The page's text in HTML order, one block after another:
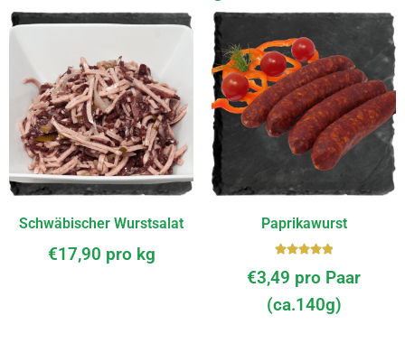
Schwäbischer Wurstsalat
€17,90 pro kg
Paprikawurst
t mit
5.00von
5
€3,49 pro Paar
(ca.140g)